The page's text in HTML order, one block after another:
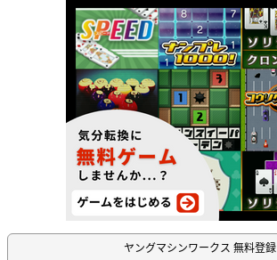
ヤングマシンワークス 無料登録